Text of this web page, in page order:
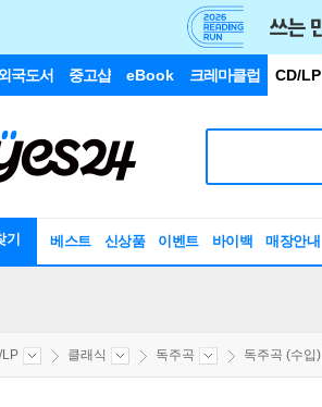
국도서 중고샵 eBook 크레마클럽 CD/LP
베스트 신상품 이벤트 바이백 매장안내
클래식 독주곡 독주곡 (수입)